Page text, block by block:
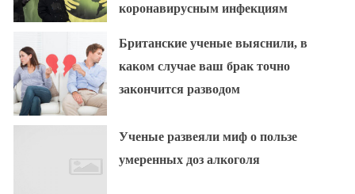
коронавирусным инфекциям
Британские ученые выяснили, в
каком случае ваш брак точно
закончится разводом
Ученые развеяли миф о пользе
умеренных доз алкоголя